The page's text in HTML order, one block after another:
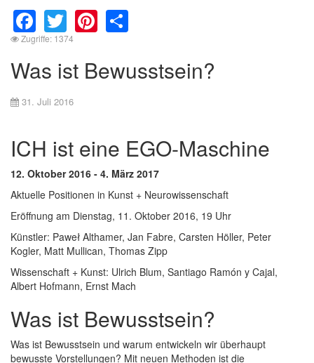
Facebook
TwitterPinterest
Zugriffe: 1374
Was ist Bewusstsein?
31. Juli 2016
ICH ist eine EGO-Maschine
12. Oktober 2016 - 4. März 2017
Aktuelle Positionen in Kunst + Neurowissenschaft
Eröffnung am Dienstag, 11. Oktober 2016, 19 Uhr
Künstler: Paweł Althamer, Jan Fabre, Carsten Höller, Peter
Kogler, Matt Mullican, Thomas Zipp
Wissenschaft + Kunst: Ulrich Blum, Santiago Ramón y Cajal,
Albert Hofmann, Ernst Mach
Was ist Bewusstsein?
Was ist Bewusstsein und warum entwickeln wir überhaupt
bewusste Vorstellungen? Mit neuen Methoden ist die